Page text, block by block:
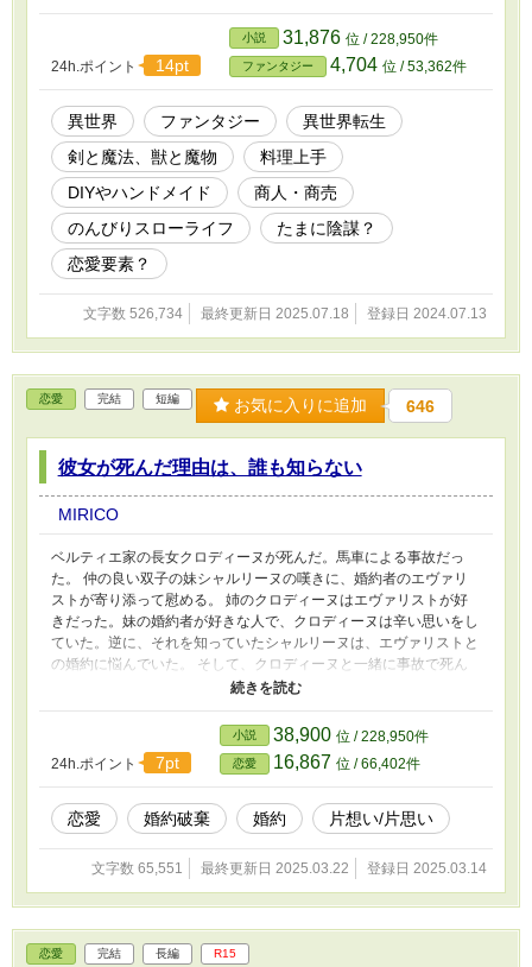
喫する。 しかし、討伐隊は村人に避けられていて、なにやら不穏
な雰囲気があった。それがまさか、先人の異世界人のせいだったと
は。 チートなんてない。魔法を持っている人がいるのに、使えな
い。ツルから草履を作り、草から糸を作り、服を作る。土を耕し
て、なんでも植える。お金がないなら、作るしかない。材料は、森
の中にある！ しかも、物作りのためのサバイバルも必要！？ 原始
なスローライフなんて、体力がなけりゃ、やってられない。 生き
ていくために、前世の知識と、使徒が持ってくる本で、なんとかす
る！ ただ、異世界人とバレるわけにはいかない。処刑されてしま
うかもしれない。 なのに、城の領主息子に目を付けられたと思っ
たら、今度は偉い神官、果ては王子まで。よくわからないことに巻
き込まないでくれ！ 人生ひっそり、長生きが目標。玲那の体力自
慢のスローライフが始まる。 いや、本当にスローライフなの
予定です。 第二部終了です。第三部開始まで少々お待ちくださ
うございます！ ネタバレ等ありますので、返信控えさせていただ
く場合があります。
24h.ポイント 14pt
小説 31,876 位 / 228,950件
ファンタジー 4,704 位 / 53,362件
異世界 ファンタジー
異世界転生
剣と魔法、獣と魔物
料理上手
DIYやハンドメイド
商人・商売
のんびりスローライフ
たまに陰謀？
恋愛要素？
文字数 526,734 最終更新日 2025.07.18 登録日 2024.07.13
恋愛 完結 短編 お気に入りに追加 646
彼女が死んだ理由は、誰も知らない
MIRICO
ベルティエ家の長女クロディーヌが死んだ。馬車による事故だっ
た。 仲の良い双子の妹シャルリーヌの嘆きに、婚約者のエヴァリ
ストが寄り添って慰める。 姉のクロディーヌはエヴァリストが好
きだった。妹の婚約者が好きな人で、クロディーヌは辛い思いをし
ていた。逆に、それを知っていたシャルリーヌは、エヴァリストと
の婚約に悩んでいた。 そして、クロディーヌと一緒に事故で死ん
だのが、シャルリーヌが好きだった騎士のコンラッドだった。 シ
ャルリーヌは大切な姉と好きな人を同時に失ったのだ。 クロディ
ーヌは別の男と婚約していた。その男との婚約も相手の浮気で破棄
された。好きな人が妹の婚約者になり、自身は婚約破棄されて、も
う結婚はしないだろうと言っていたクロディーヌ。 騎士のコンラ
ッドはシャルリーヌが好きだった。シャルリーヌの婚約が決まり落
胆していた。 馬車を操っていたのはそのコンラッドだ。 だから二
人は死んだのか。 なぜ事故は起きたのか。どうしてクロディーヌ
は死んだのか。 本当に事故だったのか、それとも自殺だったの
か。 墓の前で、シャルリーヌは涙する。 どうしてこんなことが起
24h.ポイント 7pt
小説 38,900 位 / 228,950件
恋愛 16,867 位 / 66,402件
恋愛 婚約破棄 婚約 片想い/片思い
文字数 65,551 最終更新日 2025.03.22 登録日 2025.03.14
恋愛 完結 長編 R15